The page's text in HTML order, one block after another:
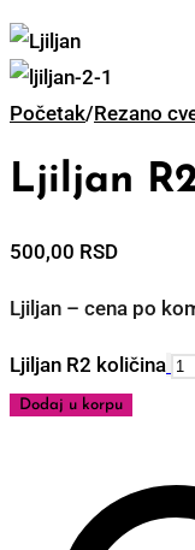
Početak/Rezano
Ljiljan
500,00 RSD
Ljiljan – cena po
Ljiljan R2 količina
Dodaj u korpu